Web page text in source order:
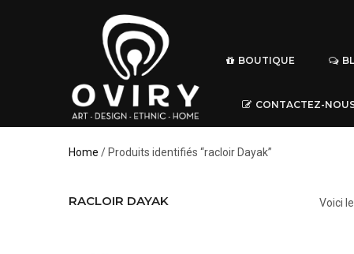
BOUTIQUE
CONTACTEZ-
Home / Produits identifiés “racloir Dayak”
RACLOIR DAYAK Voici